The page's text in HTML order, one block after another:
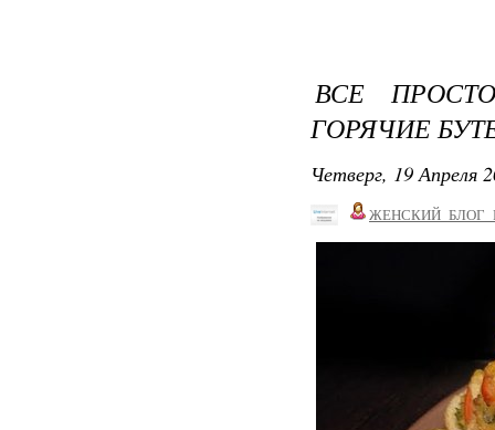
ВСЕ
ГОРЯЧИЕ
Четверг, 19 Апреля